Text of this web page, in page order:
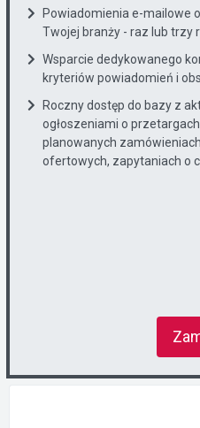
Powiadomienia e-mailowe
Twojej branży - raz lub trzy
Wsparcie dedykowanego
kryteriów powiadomień i
Roczny dostęp do bazy z
ogłoszeniami o
planowanych
ofertowych, zapytaniach o